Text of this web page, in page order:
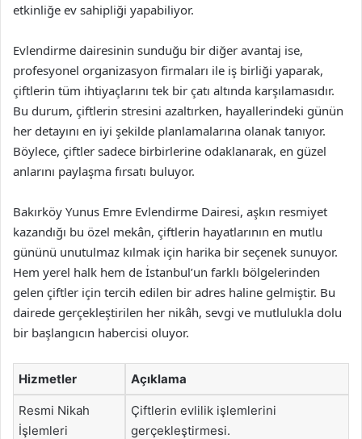
etkinliğe ev sahipliği yapabiliyor.
Evlendirme dairesinin sunduğu bir diğer avantaj ise,
profesyonel organizasyon firmaları ile iş birliği yaparak,
çiftlerin tüm ihtiyaçlarını tek bir çatı altında karşılamasıdır.
Bu durum, çiftlerin stresini azaltırken, hayallerindeki günün
her detayını en iyi şekilde planlamalarına olanak tanıyor.
Böylece, çiftler sadece birbirlerine odaklanarak, en güzel
anlarını paylaşma fırsatı buluyor.
Bakırköy Yunus Emre Evlendirme Dairesi, aşkın resmiyet
kazandığı bu özel mekân, çiftlerin hayatlarının en mutlu
gününü unutulmaz kılmak için harika bir seçenek sunuyor.
Hem yerel halk hem de İstanbul’un farklı bölgelerinden
gelen çiftler için tercih edilen bir adres haline gelmiştir. Bu
dairede gerçekleştirilen her nikâh, sevgi ve mutlulukla dolu
bir başlangıcın habercisi oluyor.
Hizmetler Açıklama
Resmi Nikah
İşlemleri
Çiftlerin evlilik işlemlerini
gerçekleştirmesi.